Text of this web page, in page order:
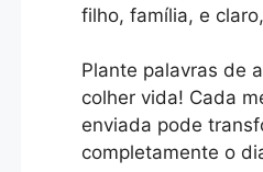
filho, família, e
Plante palavras de
colher vida! Cada
enviada pode
completamente o